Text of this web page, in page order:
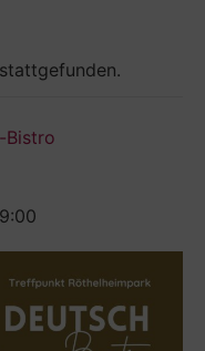
Bistro